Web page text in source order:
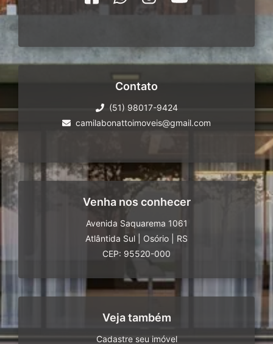
Contato
(51) 98017-9424
camilabonattoimoveis@gmail.com
Venha nos conhecer
Avenida Saquarema 1061
Atlântida Sul
Osório
RS
CEP: 95520-000
Veja também
Cadastre seu imóvel